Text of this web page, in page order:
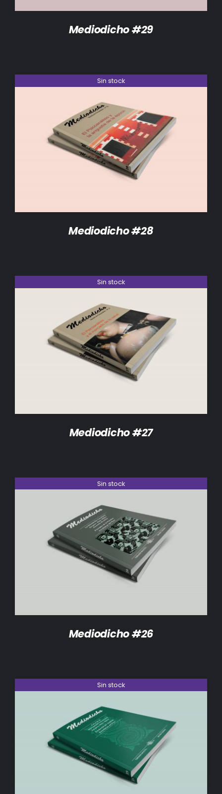
Mediodicho #29
Sin stock
DETALLES
Mediodicho #28
Sin stock
DETALLES
Mediodicho #27
Sin stock
DETALLES
Mediodicho #26
Sin stock
DETALLES